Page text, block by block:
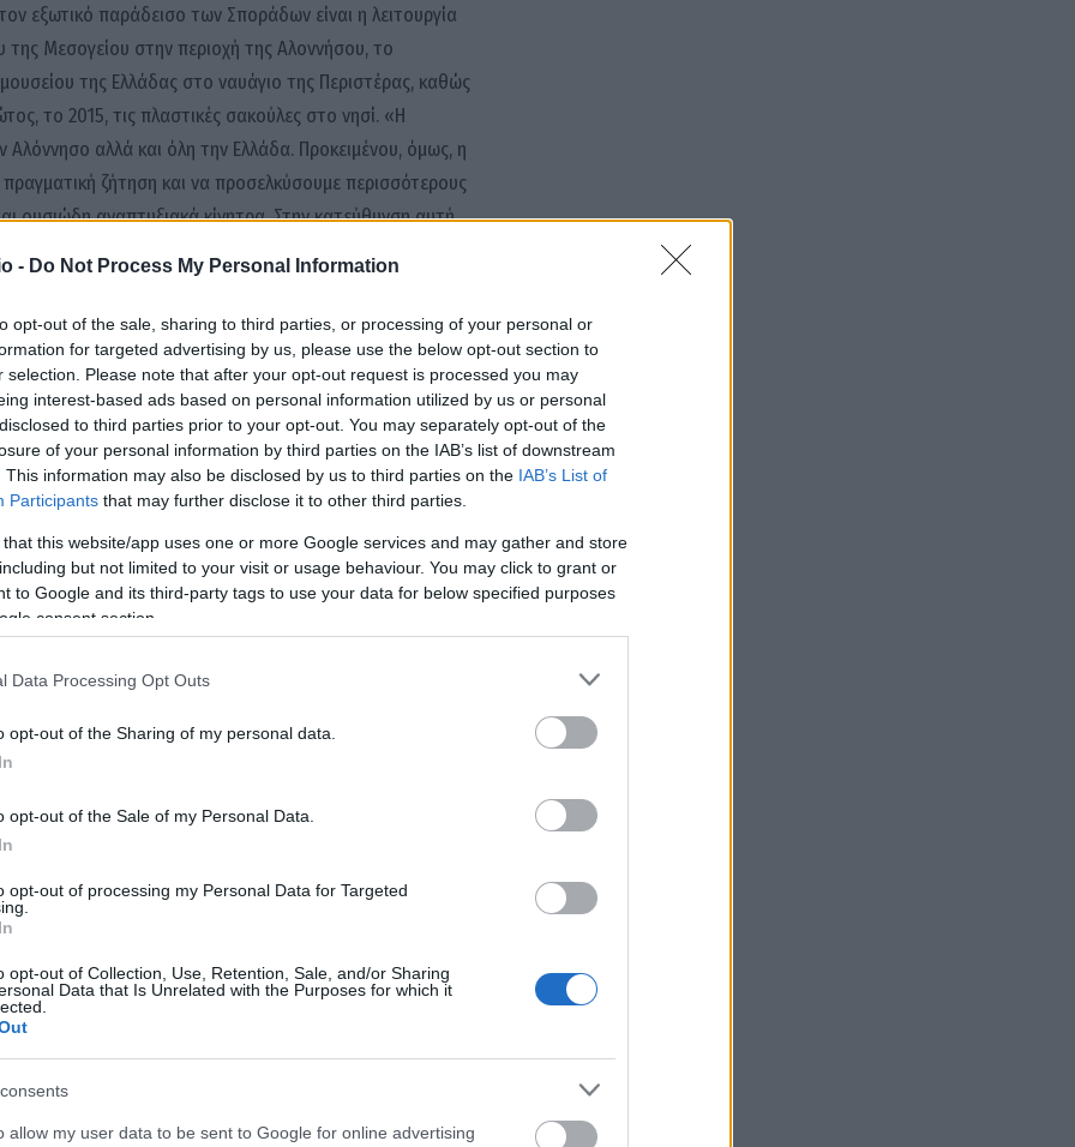
- Do Not Process My Personal Information
opt-out of the sale, sharing to third parties, or processing of your personal or
for targeted advertising by us, please use the below opt-out section to
selection. Please note that after your opt-out request is processed you may
interest-based ads based on personal information utilized by us or personal
to third parties prior to your opt-out. You may separately opt-out of the
of your personal information by third parties on the IAB’s list of downstream
This information may also be disclosed by us to third parties on the IAB’s List of
Participants that may further disclose it to other third parties.
that this website/app uses one or more Google services and may gather and store
but not limited to your visit or usage behaviour. You may click to grant or
to Google and its third-party tags to use your data for below specified purposes
consent section.
Data Processing Opt Outs
opt-out of the Sharing of my personal data.
opt-out of the Sale of my Personal Data.
opt-out of processing my Personal Data for Targeted
opt-out of Collection, Use, Retention, Sale, and/or Sharing
Data that Is Unrelated with the Purposes for which it
allow my user data to be sent to Google for online advertising
εξωτικό παράδεισο των Σποράδων είναι η λειτουργία
Μεσογείου στην περιοχή της Αλοννήσου, το
της Ελλάδας στο ναυάγιο της Περιστέρας, καθώς
το 2015, τις πλαστικές σακούλες στο νησί. «Η
αλλά και όλη την Ελλάδα. Προκειμένου, όμως, η
ζήτηση και να προσελκύσουμε περισσότερους
ουσιώδη αναπτυξιακά κίνητρα. Στην κατεύθυνση αυτή,
ώστε να αξιοποιηθεί κατάλληλα το ναυάγιο της
καταδυτικού τουρισμού μας», δήλωσε ο
Αμερική, Ευρώπη, Αφρική και Ωκεανία. Την κορυφή
και το προστατευόμενο «δάσος σύννεφου», στη
ελληνικός προορισμός της κατάταξης και ακολουθούν η
της, το Σαν Φρανσίσκο ως μία από τις πλέον φιλικές
της Γαλλικής Πολυνησίας για τα μέτρα προστασίας της
της άγριας πανίδας και τέλος η Σλοβενία για τη
που έχει επιτύχει.